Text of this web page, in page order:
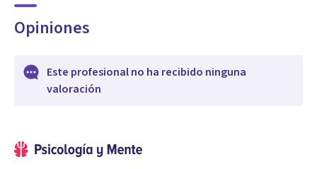
Opiniones
Este profesional no ha recibido ninguna
valoración